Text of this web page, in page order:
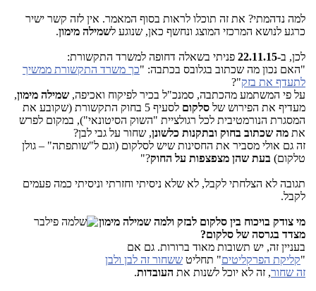
למה נדהמתי? את זה תוכלו לראות בסוף המאמר. אין לזה קשר ישיר
כרגע לנושא המרכזי המוצג ונחשף כאן, שנוגע לשמילה מימון.
לכן, ב-22.11.15
פניתי בשאלה דחופה למשרד התקשורת:
"האם נכון מה שכתוב בגלובס בכתבה: "כך משרד התקשורת ממשיך
לתעדף את בזק"?
על פי המשתמע מהכתבה, סמנכ"ל בכיר לפיקוח ואכיפה, שמילה מימון,
מעדיף את הפירוש של סלקום
לסעיף 5 בחוק התקשורת (שקובע את
המסגרת הנורמטיבית לכל רגולציית "השוק הסיטונאי"), במקום לפרש
את מה שכתוב בחוק ובתקנות כלשונן, שחור על גבי לבן?
זה גם אולי מסביר את החסינות שיש לסלקום (וגם ל"שותפתה" – גולן
טלקום) בעת שהן מצפצפות על החוק?"
תגובה לא הצלחתי לקבל, לא שלא ניסיתי וחזרתי וניסיתי כמה פעמים
לקבל.
מי צודק בויכוח בין סלקום לבזק ולמה שמילה מימון
מצדד בגרסה של סלקום?
בעניין זה, יש תשובות מאוד ברורות. גם אם
"קליקת הפרקליטים" תחליט ששחור זה לבן ולבן
זה שחור, זה לא יוכל לשנות את העובדות.